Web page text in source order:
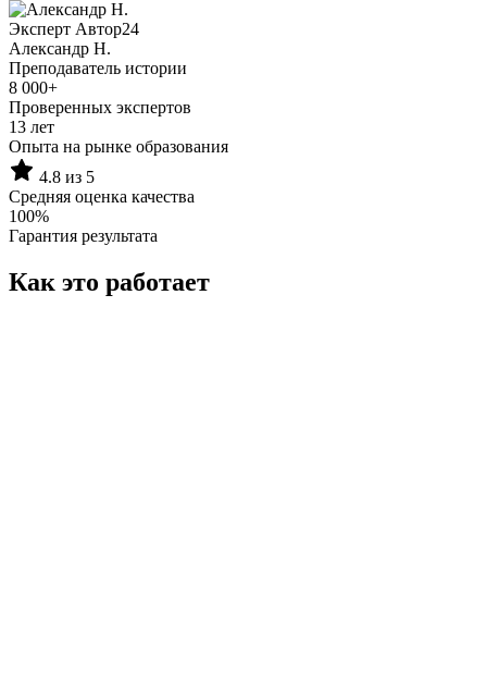
Эксперт Автор24
Александр Н.
Преподаватель истории
8 000+
Проверенных экспертов
13 лет
Опыта на рынке образования
4.8 из 5
Средняя оценка качества
100%
Гарантия результата
Как это работает